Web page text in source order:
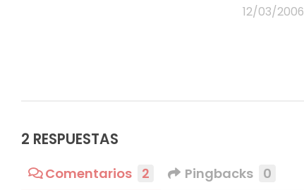
12/03/2006
2 RESPUESTAS
Comentarios 2 Pingbacks 0